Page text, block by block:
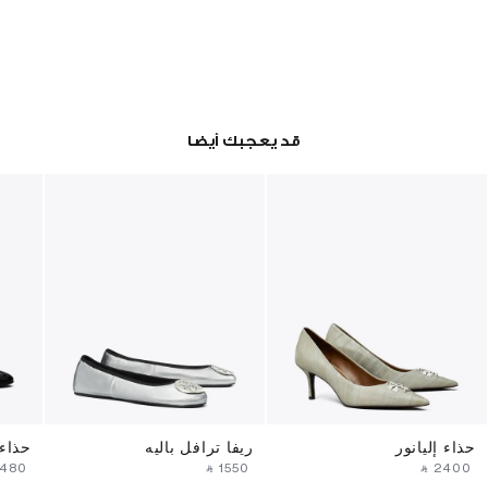
قد يعجبك أيضا
حذاء إليانور
‎ ⃁ ⁦2400⁩ ‎
ريفا ترافل باليه
‎ ⃁ ⁦1550⁩ ‎